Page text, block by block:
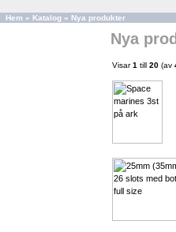
Hem » Katalog » Nya produkter
Nya
Visar1 till 20 (av